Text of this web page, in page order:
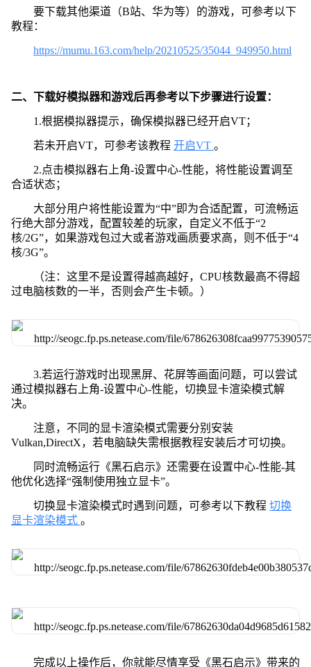
要下载其他渠道（B站、华为等）的游戏，可参考以下
教程：
https://mumu.163.com/help/20210525/35044_949950.html
二、下载好模拟器和游戏后再参考以下步骤进行设置：
1.根据模拟器提示，确保模拟器已经开启VT；
若未开启VT，可参考该教程 开启VT 。
2.点击模拟器右上角-设置中心-性能，将性能设置调至
合适状态；
大部分用户将性能设置为“中”即为合适配置，可流畅运
行绝大部分游戏，配置较差的玩家，自定义不低于“2
核/2G”，如果游戏包过大或者游戏画质要求高，则不低于“4
核/3G”。
（注：这里不是设置得越高越好，CPU核数最高不得超
过电脑核数的一半，否则会产生卡顿。）
3.若运行游戏时出现黑屏、花屏等画面问题，可以尝试
通过模拟器右上角-设置中心-性能，切换显卡渲染模式解
决。
注意，不同的显卡渲染模式需要分别安装
Vulkan,DirectX，若电脑缺失需根据教程安装后才可切换。
同时流畅运行《黑石启示》还需要在设置中心-性能-其
他优化选择“强制使用独立显卡”。
切换显卡渲染模式时遇到问题，可参考以下教程 切换
显卡渲染模式 。
完成以上操作后，你就能尽情享受《黑石启示》带来的